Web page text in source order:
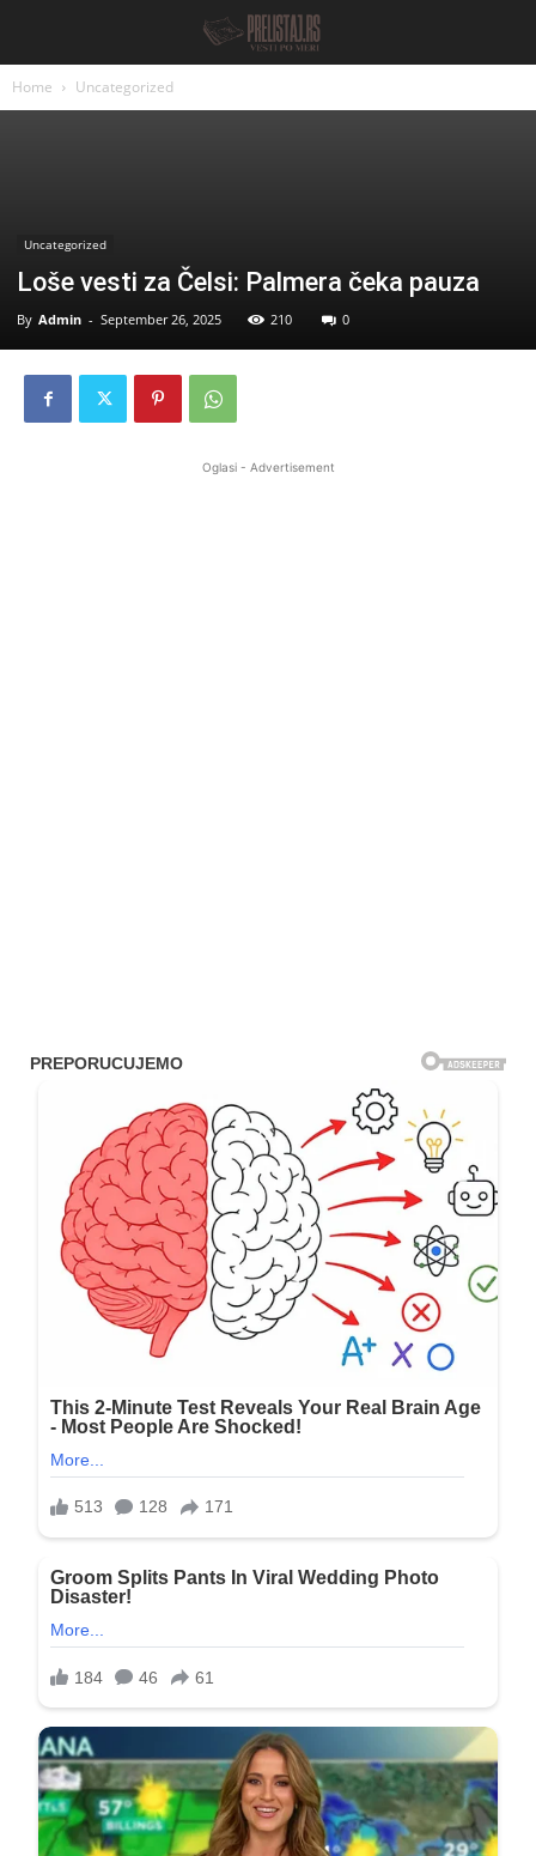
Home Uncategorized
Uncategorized
Loše vesti za Čelsi: Palmera čeka pauza
By Admin - September 26, 2025 210 0
Oglasi - Advertisement